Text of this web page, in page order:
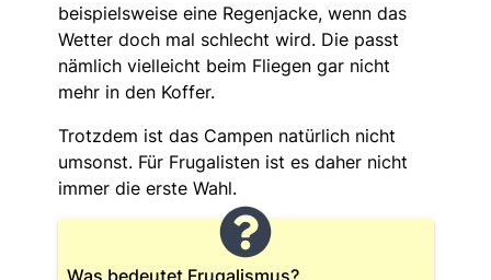
beispielsweise eine Regenjacke, wenn das
Wetter doch mal schlecht wird. Die passt
nämlich vielleicht beim Fliegen gar nicht
mehr in den Koffer.
Trotzdem ist das Campen natürlich nicht
umsonst. Für Frugalisten ist es daher nicht
immer die erste Wahl.
Was bedeutet Frugalismus?